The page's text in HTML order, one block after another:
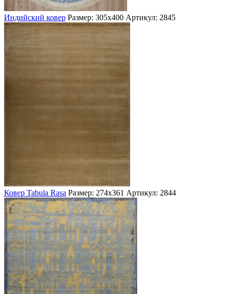
Индийский ковер Размер: 305х400 Артикул: 2845
Ковер Tabula Rasa Размер: 274х361 Артикул: 2844